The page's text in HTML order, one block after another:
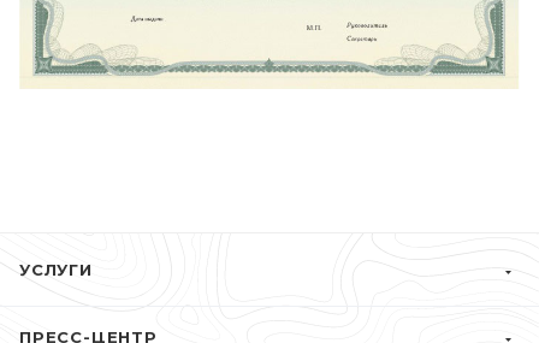
УСЛУГИ
ПРЕСС-ЦЕНТР